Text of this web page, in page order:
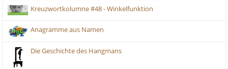
Kreuzwortkolumne #48 - Winkelfunktion
Anagramme aus Namen
Die Geschichte des Hangmans